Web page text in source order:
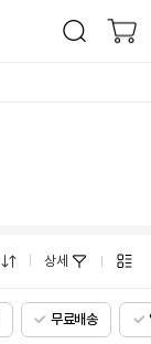
상세
무료배송